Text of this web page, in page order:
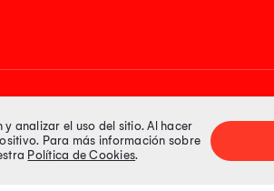
analizar el uso del sitio. Al hacer
Para más información sobre
Política de Cookies.